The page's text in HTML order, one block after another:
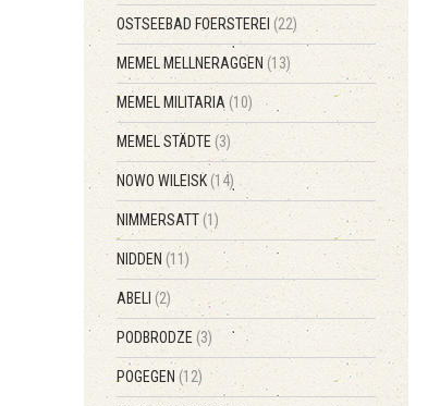
OSTSEEBAD FOERSTEREI (22)
MEMEL MELLNERAGGEN (13)
MEMEL MILITARIA (10)
MEMEL STÄDTE (3)
NOWO WILEISK (14)
NIMMERSATT(1)
NIDDEN (11)
ABELI (2)
PODBRODZE (3)
POGEGEN (12)